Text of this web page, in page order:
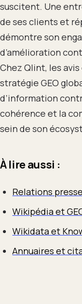
suscitent. Une
de ses clients et
démontre son
d’amélioration
Chez Qlint, les
stratégie GEO
d’information
cohérence et la
sein de son
À lire aussi :
Relations
Wikipédia et
Wikidata et
Annuaires et